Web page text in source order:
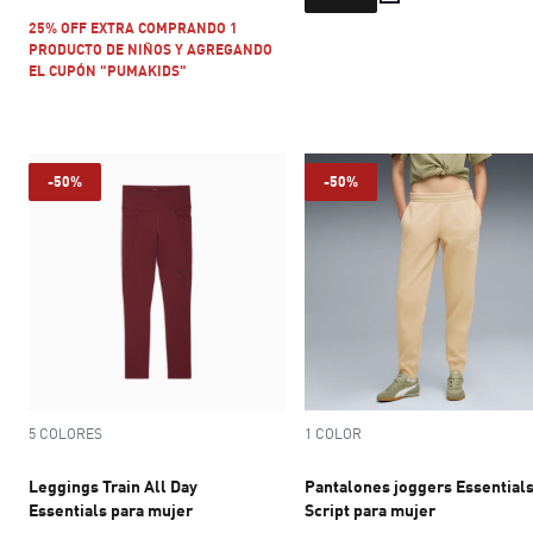
25% OFF EXTRA COMPRANDO 1
PRODUCTO DE NIÑOS Y AGREGANDO
EL CUPÓN "PUMAKIDS"
-50%
5 COLORES
Leggings Train All Day
Essentials para mujer
-50%
1 COLOR
Pantalones joggers Essentials
Script para mujer